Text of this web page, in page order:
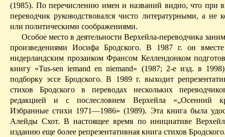
(1985). По перечислению имен и названий видно, что при
переводчик руководствовался чисто литературными, а не
или политическими соображениями.
Особое место в деятельности Верхейла-переводчика
произведениями Иосифа Бродского. В 1987 г. он
нидерландским прозаиком Франсом Келлендонком
книгу «Tus­-sen iemand en niemand» (1987; 2-е изд. в
подборку эссе Бродского. В 1989 г. выходит
стихов Брод­ского в переводах нескольких
редакцией и с послесловием Верхейла «„Осенний
Избранные стихи 1971—1986» (1989). Эта книга была
Алейды Схот. В настоящее время по инициативе
изданию еще более репрезентативная книга стихов